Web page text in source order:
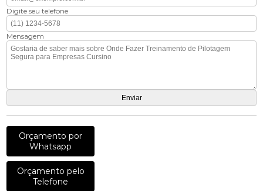
Digite seu telefone
Mensagem
Orçamento por
Whatsapp
Orçamento pelo
Telefone